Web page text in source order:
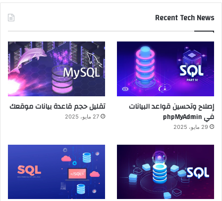
Recent Tech News
إصلاح وتحسين قواعد البيانات
في phpMyAdmin
29 مايو، 2025
تقليل حجم قاعدة بيانات موقعك
27 مايو، 2025